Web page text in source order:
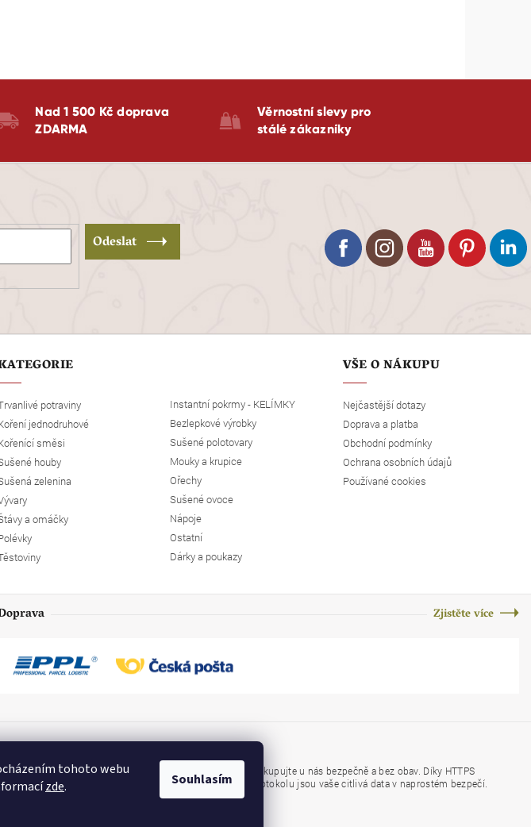
tohoto webu
zde. Souhlasím
Nad 1 500 Kč doprava
ZDARMA
Věrnostní slevy pro
stálé zákazníky
Odeslat
potraviny
jednodruhové
směsi
houby
zelenina
a omáčky
Instantní pokrmy - KELÍMKY
Bezlepkové výrobky
Sušené polotovary
Mouky a krupice
Ořechy
Sušené ovoce
Nápoje
Ostatní
Dárky a poukazy
VŠE O NÁKUPU
Nejčastější dotazy
Doprava a platba
Obchodní podmínky
Ochrana osobních údajů
Používané cookies
Zjistěte více
https://
Nakupujte u nás bezpečně a bez obav. Díky HTTPS
protokolu jsou vaše citlivá data v naprostém bezpečí.